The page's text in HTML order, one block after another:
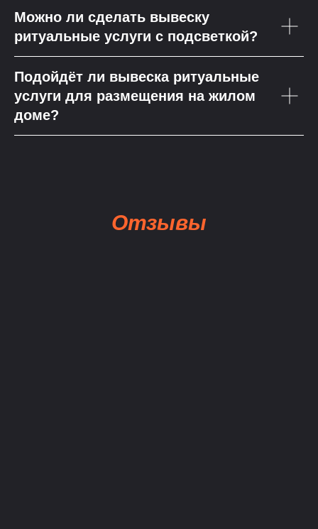
Можно ли сделать вывеску
ритуальные услуги с подсветкой?
Подойдёт ли вывеска ритуальные
услуги для размещения на жилом
доме?
Отзывы